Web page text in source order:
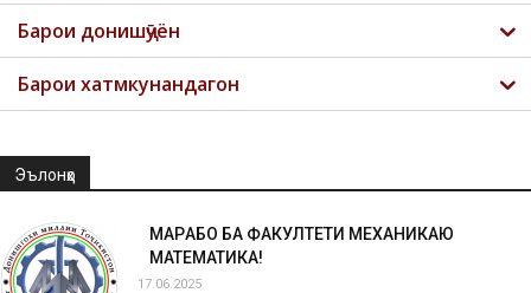
Барои донишҷӯён
Барои хатмкунандагон
Эълонҳо
МАРҲАБО БА ФАКУЛТЕТИ МЕХАНИКАЮ
МАТЕМАТИКА!
17.06.2025